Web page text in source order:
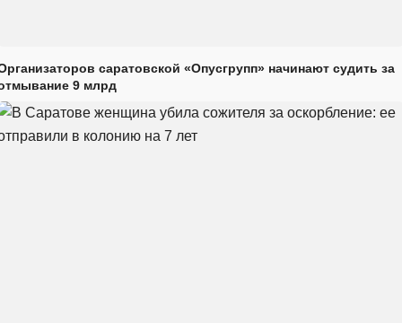
саратовской «Опусгрупп» начинают судить за
9 млрд